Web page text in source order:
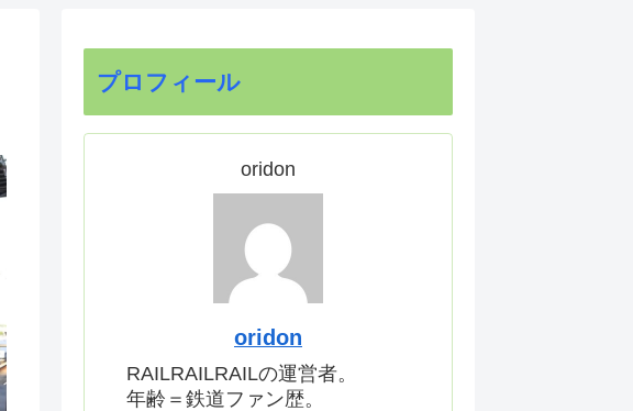
プロフィール
oridon
oridon
RAILRAILRAILの運営者。
年齢＝鉄道ファン歴。